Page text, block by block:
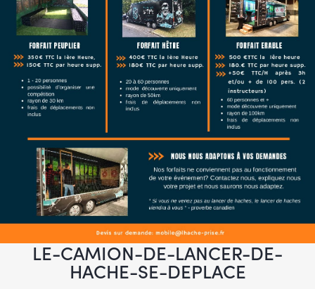
LE-CAMION-DE-LANCER-DE-
HACHE-SE-DEPLACE